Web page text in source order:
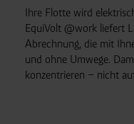
Ihre Flotte wird
EquiVolt @work liefert
Abrechnung, die mit
und ohne Umwege.
konzentrieren – nicht